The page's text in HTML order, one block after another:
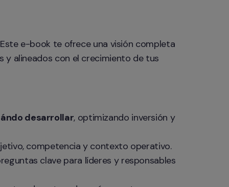
e-book te ofrece una visión completa
alineados con el crecimiento de tus
desarrollar, optimizando inversión y
competencia y contexto operativo.
clave para líderes y responsables